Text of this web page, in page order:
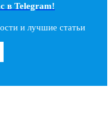
в Telegram!
и лучшие статьи